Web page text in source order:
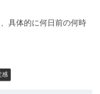
具体的に何日前の何時
感